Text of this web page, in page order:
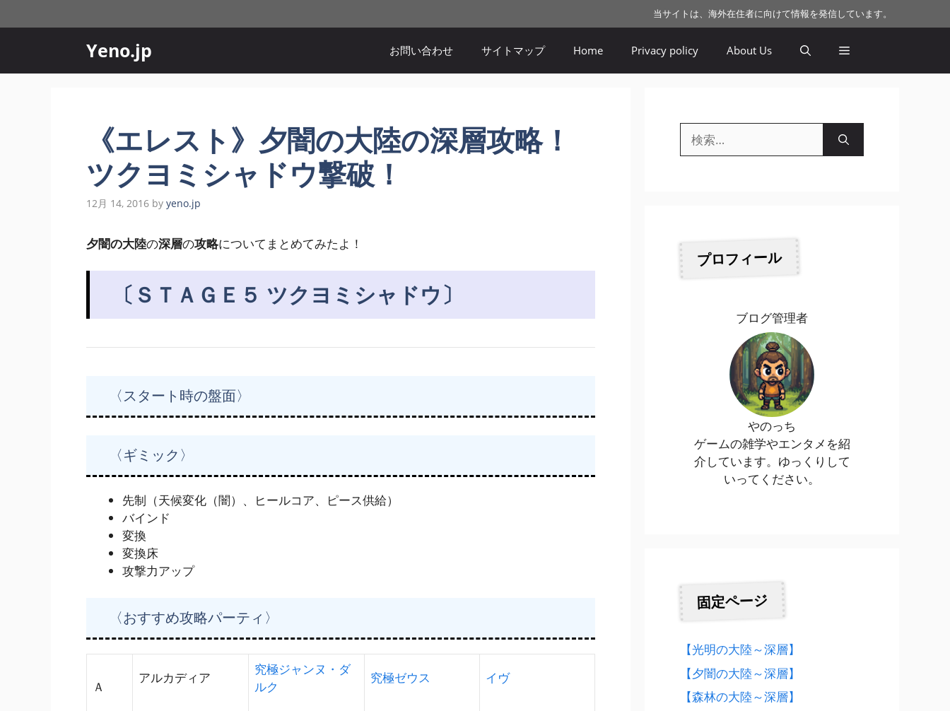
ン
ツ
当サイトは、海外在住者に向けて情報を発信しています。
Yeno.jp お問い合わせ サイトマップ Home Privacy policy About Us
《エレスト》夕闇の大陸の深層攻略！
ツクヨミシャドウ撃破！
12月 14, 2016 by yeno.jp
夕闇の大陸の深層の攻略についてまとめてみたよ！
〔ＳＴＡＧＥ５ ツクヨミシャドウ〕
〈スタート時の盤面〉
〈ギミック〉
先制（天候変化（闇）、ヒールコア、ピース供給）
バインド
変換
変換床
攻撃力アップ
〈おすすめ攻略パーティ〉
Ａ
アルカディア
究極ジャンヌ・ダ
ルク
究極ゼウス イヴ
索:
プロフィール
ブログ管理者
やのっち
ゲームの雑学やエンタメを紹
介しています。ゆっくりして
いってください。
固定ページ
【光明の大陸～深層】
【夕闇の大陸～深層】
【森林の大陸～深層】